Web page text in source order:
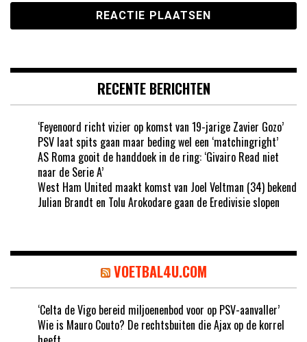
RECENTE BERICHTEN
‘Feyenoord richt vizier op komst van 19-jarige Zavier Gozo’
PSV laat spits gaan maar beding wel een ‘matchingright’
AS Roma gooit de handdoek in de ring: ‘Givairo Read niet
naar de Serie A’
West Ham United maakt komst van Joel Veltman (34) bekend
Julian Brandt en Tolu Arokodare gaan de Eredivisie slopen
VOETBAL4U.COM
‘Celta de Vigo bereid miljoenenbod voor op PSV-aanvaller’
Wie is Mauro Couto? De rechtsbuiten die Ajax op de korrel